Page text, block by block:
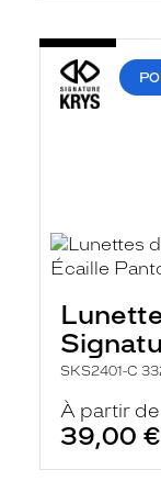
SKS2401-C
À partir de
39,00 €